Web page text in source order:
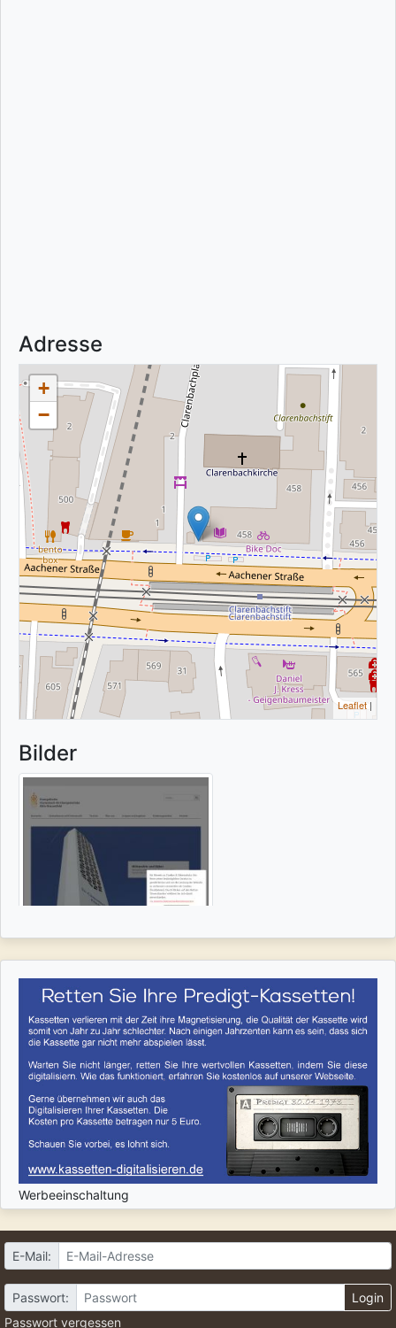
Adresse
+
−
Leaflet |
Bilder
Werbeeinschaltung
E-Mail:
Passwort:
Login
Passwort vergessen